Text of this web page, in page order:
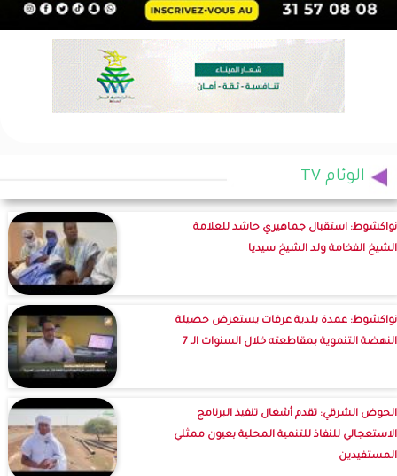
الوئام TV
نواكشوط: استقبال جماهيري حاشد للعلامة
الشيخ الفخامة ولد الشيخ سيديا
نواكشوط: عمدة بلدية عرفات يستعرض حصيلة
النهضة التنموية بمقاطعته خلال السنوات الـ 7
الحوض الشرقي: تقدم أشغال تنفيذ البرنامج
الاستعجالي للنفاذ للتنمية المحلية بعيون ممثلي
المستفيدين